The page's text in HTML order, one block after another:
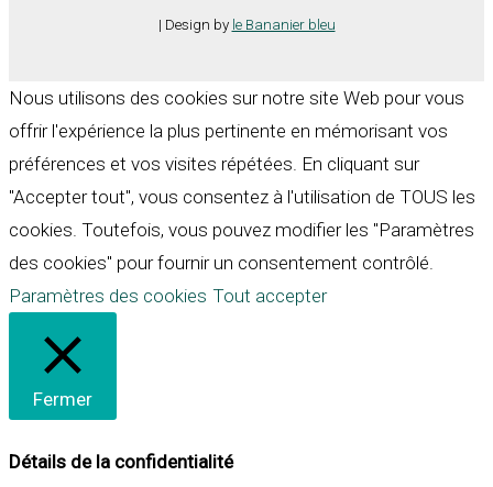
| Design by le Bananier bleu
Nous utilisons des cookies sur notre site Web pour vous
offrir l'expérience la plus pertinente en mémorisant vos
préférences et vos visites répétées. En cliquant sur
"Accepter tout", vous consentez à l'utilisation de TOUS les
cookies. Toutefois, vous pouvez modifier les "Paramètres
des cookies" pour fournir un consentement contrôlé.
Paramètres des cookies Tout accepter
Fermer
Détails de la confidentialité